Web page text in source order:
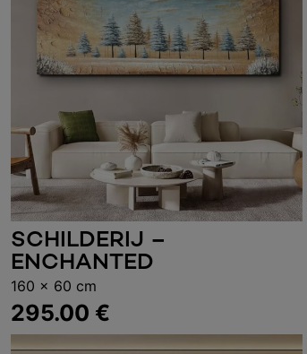
Toevoegen aan winkelwagen
SCHILDERIJ –
ENCHANTED
295.00 €
160 x 60 cm